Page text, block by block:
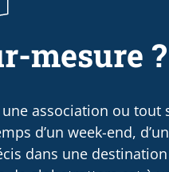
mesure ?
association ou
d’un week-end,
dans une